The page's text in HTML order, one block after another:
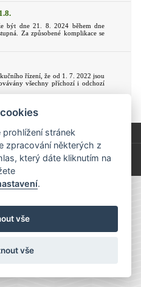
být dne 21. 8. 2024 během dne
Za způsobené komplikace se
řízení, že od 1. 7. 2022 jsou
všechny příchozí i odchozí
soudní exekutor
781/19, 779 00 OLOMOUC //
// Cookies
stránek
zpracování některých z
který dáte kliknutím na
.
vše
vše